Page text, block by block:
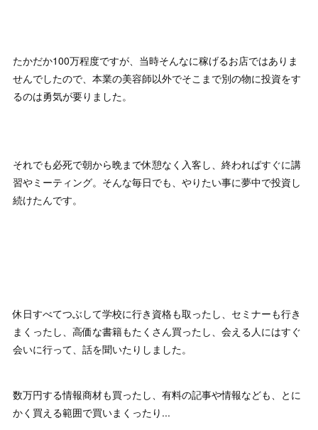
たかだか100万程度ですが、当時そんなに稼げるお店ではありま
せんでしたので、本業の美容師以外でそこまで別の物に投資をす
るのは勇気が要りました。
それでも必死で朝から晩まで休憩なく入客し、終わればすぐに講
習やミーティング。そんな毎日でも、やりたい事に夢中で投資し
続けたんです。
休日すべてつぶして学校に行き資格も取ったし、セミナーも行き
まくったし、高価な書籍もたくさん買ったし、会える人にはすぐ
会いに行って、話を聞いたりしました。
数万円する情報商材も買ったし、有料の記事や情報なども、とに
かく買える範囲で買いまくったり...